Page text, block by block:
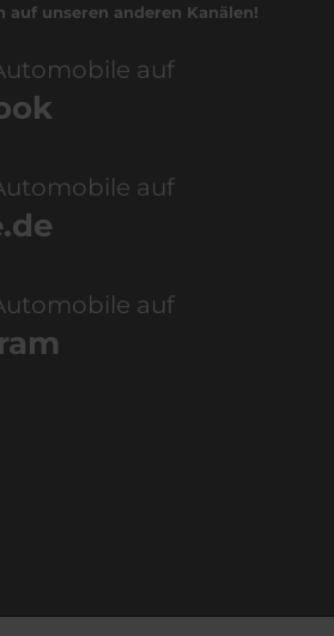
auf unseren anderen Kanälen!
auf
auf
auf